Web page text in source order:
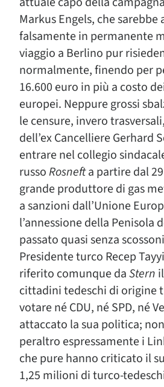
Markus Engels, che sarebbe
falsamente in permanente
viaggio a Berlino pur
normalmente, finendo per
16.600 euro in più a costo
europei. Neppure grossi
le censure, invero
dell’ex Cancelliere Gerhard
entrare nel collegio
russoRosnefta partire dal
grande produttore di gas
a sanzioni dall’Unione
l’annessione della Penisola
passato quasi senza
Presidente turco Recep
riferito comunque daStern
cittadini tedeschi di origine
votare né CDU, né SPD, né
attaccato la sua politica;
peraltro espressamente i
che pure hanno criticato il
1,25 milioni di turco-